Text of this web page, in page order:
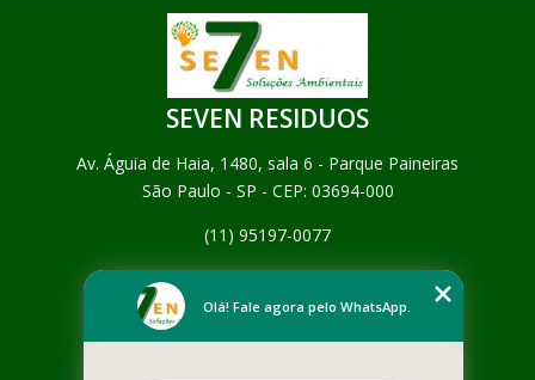
SEVEN RESIDUOS
Av. Águia de Haia, 1480, sala 6 - Parque Paineiras
São Paulo - SP - CEP: 03694-000
(11) 95197-0077
Empresa
Olá! Fale agora pelo WhatsApp.